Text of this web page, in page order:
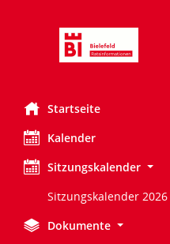
Startseite
Kalender
Sitzungskalender
Sitzungskalender 2026
Dokumente